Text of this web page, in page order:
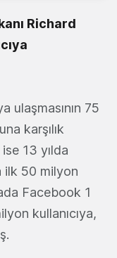
Richard
ulaşmasının 75
karşılık
13 yılda
ilk 50 milyon
Facebook 1
kullanıcıya,